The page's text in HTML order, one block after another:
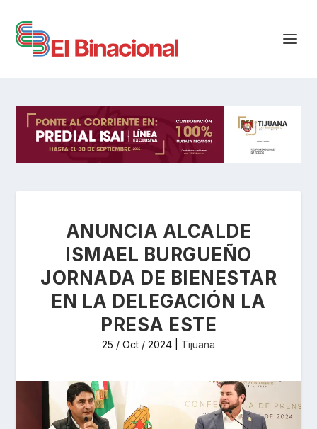
ANUNCIA ALCALDE
ISMAEL BURGUEÑO
JORNADA DE BIENESTAR
EN LA DELEGACIÓN LA
PRESA ESTE
25 / Oct / 2024 Tijuana